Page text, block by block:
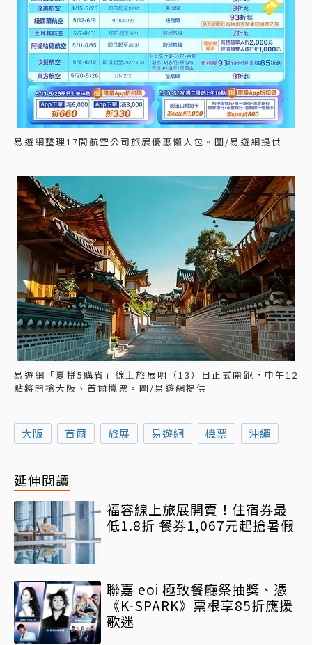
易遊網整理17間航空公司旅展優惠懶人包。圖/易遊網提供
易遊網「夏拼5購省」線上旅展明（13）日正式開跑，中午12
點將開搶大阪、首爾機票。圖/易遊網提供
大阪 首爾 旅展 易遊網 機票 沖繩
延伸閱讀
福容線上旅展開賣！住宿券最
低1.8折 餐券1,067元起搶暑假
聯嘉 eoi 極致餐廳祭抽獎、憑
《K-SPARK》票根享85折應援
歌迷